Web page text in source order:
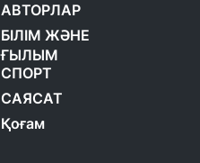
АВТОРЛАР
БІЛІМ ЖӘНЕ
ҒЫЛЫМ
СПОРТ
САЯСАТ
Қоғам